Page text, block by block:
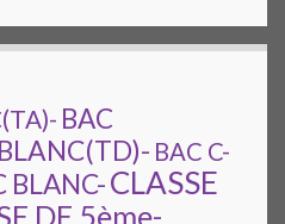
BAC
BAC C-
BLANC-CLASSE
DE 5ème-